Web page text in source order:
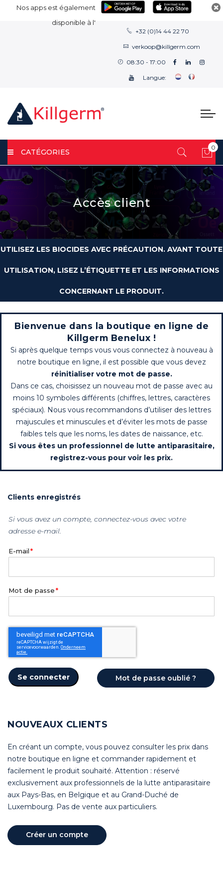
Nos apps est également
disponible à l'
+32 (0)14 44 22 70
verkoop@killgerm.com
08:30 - 17:00
Langue:
CATÉGORIES
0
Accès client
UTILISEZ LES BIOCIDES AVEC PRÉCAUTION. AVANT TOUTE
UTILISATION, LISEZ L’ÉTIQUETTE ET LES INFORMATIONS
CONCERNANT LE PRODUIT.
Bienvenue dans la boutique en ligne de
Killgerm Benelux !
Si après quelque temps vous vous connectez à nouveau à
notre boutique en ligne, il est possible que vous devez
réinitialiser votre mot de passe.
Dans ce cas, choisissez un nouveau mot de passe avec au
moins 10 symboles différents (chiffres, lettres, caractères
spéciaux). Nous vous recommandons d’utiliser des lettres
majuscules et minuscules et d’éviter les mots de passe
faibles tels que les noms, les dates de naissance, etc.
Si vous êtes un professionnel de lutte antiparasitaire,
registrez-vous pour voir les prix.
Clients enregistrés
Si vous avez un compte, connectez-vous avec votre
adresse e-mail.
E-mail
Mot de passe
Se connecter Mot de passe oublié ?
NOUVEAUX CLIENTS
En créant un compte, vous pouvez consulter les prix dans
notre boutique en ligne et commander rapidement et
facilement le produit souhaité. Attention : réservé
exclusivement aux professionnels de la lutte antiparasitaire
aux Pays-Bas, en Belgique et au Grand-Duché de
Luxembourg. Pas de vente aux particuliers.
Créer un compte